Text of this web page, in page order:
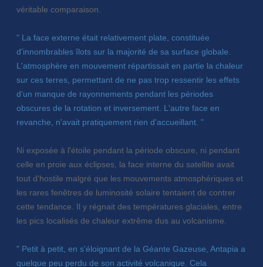
véritable comparaison.
" La face externe était relativement plate, constituée
d'innombrables îlots sur la majorité de sa surface globale.
L'atmosphère en mouvement répartissait en partie la chaleur
sur ces terres, permettant de ne pas trop ressentir les effets
d'un manque de rayonnements pendant les périodes
obscures de la rotation et inversement. L'autre face en
revanche, n'avait pratiquement rien d'accueillant. "
Ni exposée à l'étoile pendant la période obscure, ni pendant
celle en proie aux éclipses, la face interne du satellite avait
tout d'hostile malgré que les mouvements atmosphériques et
les rares fenêtres de luminosité solaire tentaient de contrer
cette tendance. Il y régnait des températures glaciales, entre
les pics localisés de chaleur extrême dus au volcanisme.
" Petit à petit, en s'éloignant de la Géante Gazeuse, Antapia a
quelque peu perdu de son activité volcanique. Cela